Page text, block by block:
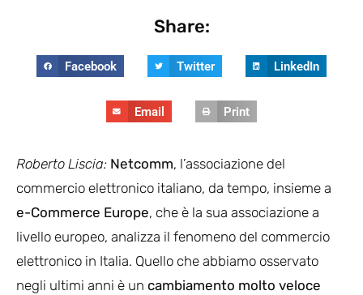
Share:
Facebook Twitter LinkedIn
Email Print
Roberto Liscia: Netcomm, l’associazione del
commercio elettronico italiano, da tempo, insieme a
e-Commerce Europe, che è la sua associazione a
livello europeo, analizza il fenomeno del commercio
elettronico in Italia. Quello che abbiamo osservato
negli ultimi anni è un cambiamento molto veloce